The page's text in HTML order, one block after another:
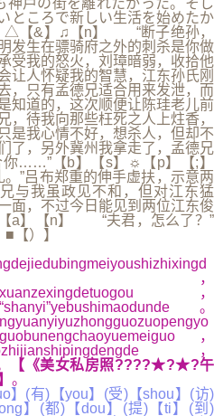
，
，
。
，
，
【《美女私房照????★?★?午
。
有)【you】(受)【shou】(访)
】(都)【dou】(提)【ti】(到)